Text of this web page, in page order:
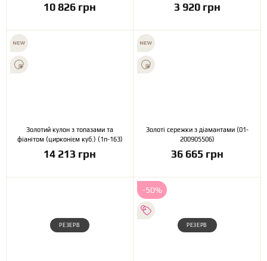
10 826 грн 3 920 грн
Золотий кулон з топазами та
фіанітом (цирконієм куб.) (1п-163)
14 213 грн
Золоті сережки з діамантами (01-
200905506)
36 665 грн
РЕЗЕРВ
-50%
РЕЗЕРВ